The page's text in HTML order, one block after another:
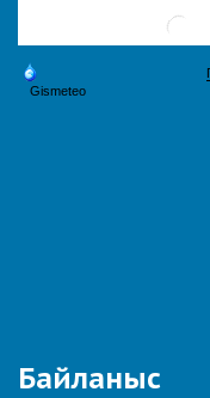
Байланыс